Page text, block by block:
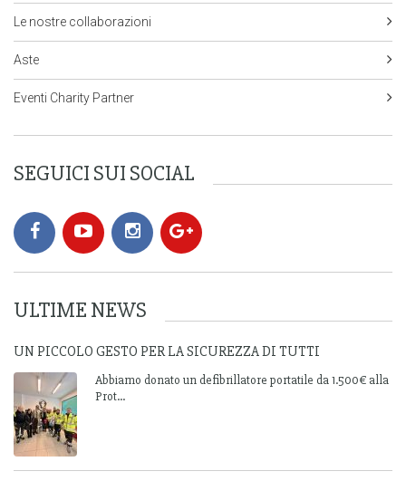
Le nostre collaborazioni
Aste
Eventi Charity Partner
SEGUICI SUI SOCIAL
ULTIME NEWS
UN PICCOLO GESTO PER LA SICUREZZA DI TUTTI
Abbiamo donato un defibrillatore portatile da 1.500€ alla
Prot...